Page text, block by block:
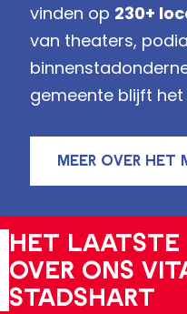
vinden op 230+
van theaters,
gemeente blijft
MEER OVER HET
Het laatste
over ons
stadshart